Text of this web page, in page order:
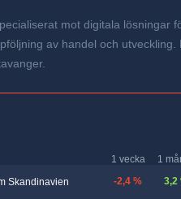
mot digitala lösningar
av handel och
1 vecka
1
Skandinavien
-2,4 % 3,2